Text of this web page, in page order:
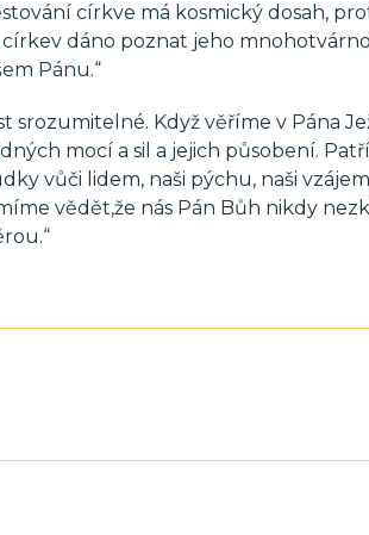
církve má kosmický dosah,
dáno poznat jeho
Pánu.“
Když věříme v Pána
mocí a sil a jejich působení.
vůči lidem, naši pýchu, naši
vědět,že nás Pán Bůh nikdy